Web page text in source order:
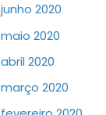
junho 2020
maio 2020
abril 2020
março 2020